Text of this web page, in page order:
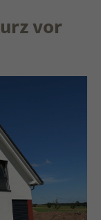
vor